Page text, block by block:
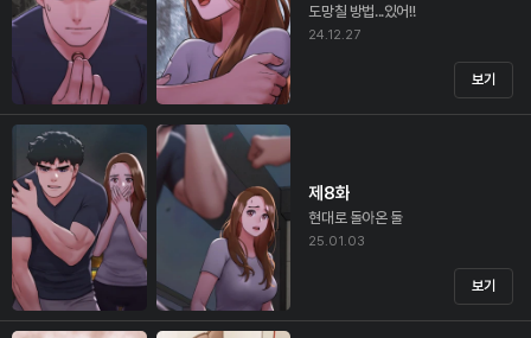
도망칠 방법...있어!!
24.12.27
보기
제8화
현대로 돌아온 둘
25.01.03
보기